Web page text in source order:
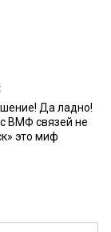
Да ладно!
ВМФ связей не
это миф